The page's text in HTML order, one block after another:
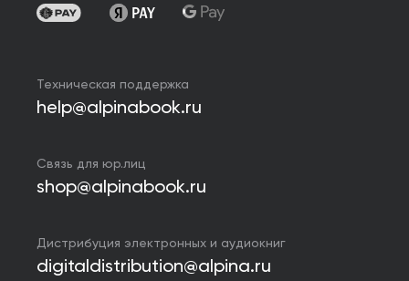
Техническая поддержка
help@alpinabook.ru
Связь для юр.лиц
shop@alpinabook.ru
Дистрибуция электронных и аудиокниг
digitaldistribution@alpina.ru